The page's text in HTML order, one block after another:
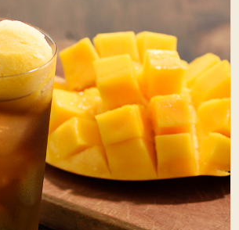
ドリンク
ト
器具・その他
ー百科 レシピ UCCラボ
ーマガジン
コーヒー
デミー
工場見学
ーリゾート®︎
事体験
リティビジ
ョン
人々を豊かに
する手助けを
サステナブ
ルなコーヒ
ー調達
サステナビ
リティ教育
コーヒー×
健康
ュートラル
ネイチャー
ポジティブ
環境と社会
人権の尊重
サーキュラ
ーエコノミ
ー
Sustainability
Challenge
サステナビ
リティチャ
レンジ
Sustainability
Report
サステナビ
リティレポ
ート
パーパス
＆ バリュ
ー
コーポレー
トメッセー
ジ
企業概要
沿革
ニュースリ
リース
業務用サー
ビス事業
外食事業
コーヒーマ
シン事業
地域・戦略
事業
海外事業
グループサ
ポート
採用活動
研究活動
UCC神戸コ
ーヒービレ
ッジ
ウェブマガ
ジン